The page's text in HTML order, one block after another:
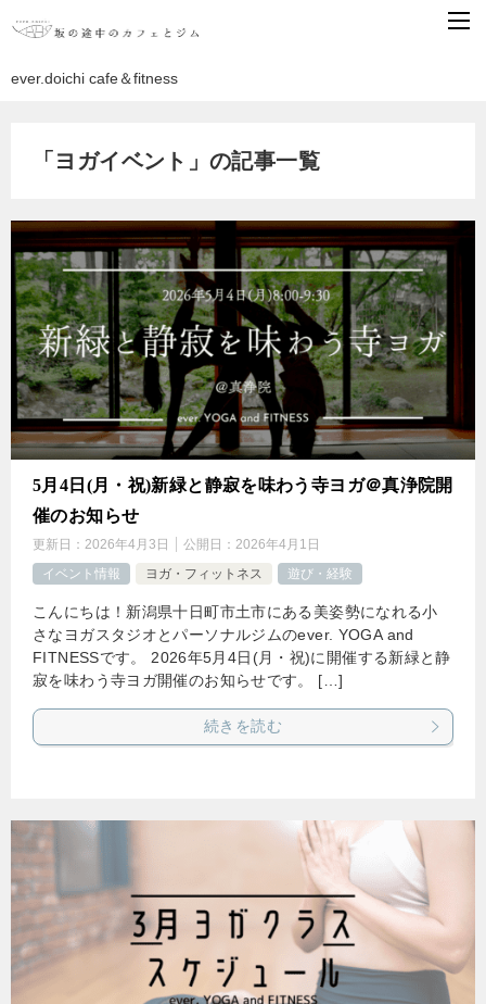
ever.doichi cafe＆fitness
「ヨガイベント」の記事一覧
5月4日(月・祝)新緑と静寂を味わう寺ヨガ＠真浄院開
催のお知らせ
更新日： 2026年4月3日 公開日： 2026年4月1日
イベント情報
ヨガ・フィットネス 遊び・経験
こんにちは！新潟県十日町市土市にある美姿勢になれる小
さなヨガスタジオとパーソナルジムのever. YOGA and
FITNESSです。 2026年5月4日(月・祝)に開催する新緑と静
寂を味わう寺ヨガ開催のお知らせです。 […]
続きを読む